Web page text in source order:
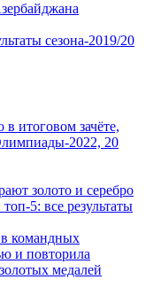
сезона-2019/20
итоговом зачёте,
2022, 20
золото и серебро
5: все результаты
командных
и повторила
медалей